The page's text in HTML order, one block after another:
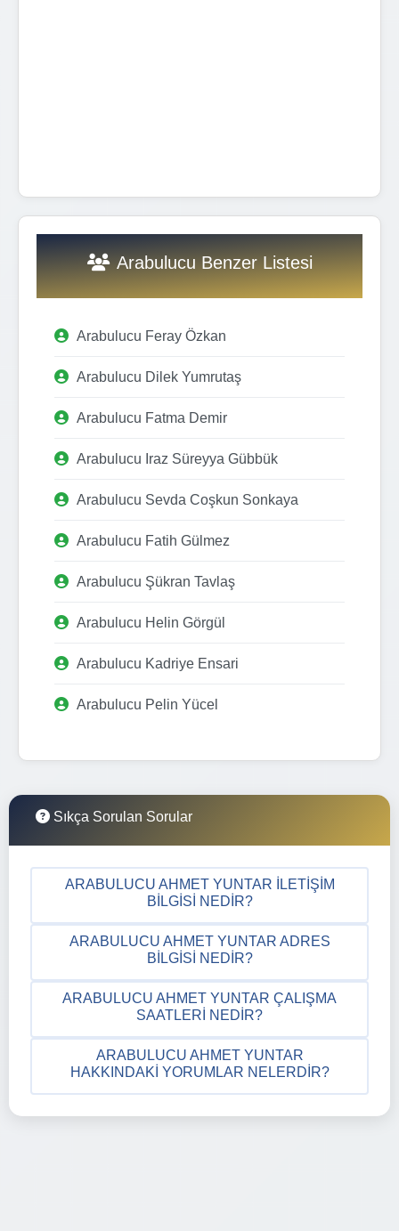
Arabulucu Benzer Listesi
Arabulucu Feray Özkan
Arabulucu Dilek Yumrutaş
Arabulucu Fatma Demir
Arabulucu Iraz Süreyya Gübbük
Arabulucu Sevda Coşkun Sonkaya
Arabulucu Fatih Gülmez
Arabulucu Şükran Tavlaş
Arabulucu Helin Görgül
Arabulucu Kadriye Ensari
Arabulucu Pelin Yücel
Sıkça Sorulan Sorular
ARABULUCU AHMET YUNTAR İLETIŞIM
BILGISI NEDIR?
ARABULUCU AHMET YUNTAR ADRES
BILGISI NEDIR?
ARABULUCU AHMET YUNTAR ÇALIŞMA
SAATLERI NEDIR?
ARABULUCU AHMET YUNTAR
HAKKINDAKI YORUMLAR NELERDIR?